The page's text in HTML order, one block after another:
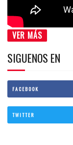
VER MÁS
SIGUENOS EN
FACEBOOK
TWITTER